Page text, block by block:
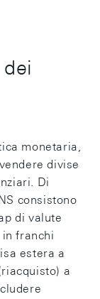
monetaria,
divise
Di
consistono
di valute
franchi
estera a
a